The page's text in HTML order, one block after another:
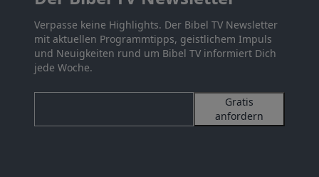
Verpasse keine Highlights. Der Bibel TV Newsletter
mit aktuellen Programmtipps, geistlichem Impuls
und Neuigkeiten rund um Bibel TV informiert Dich
jede Woche.
Gratis
anfordern